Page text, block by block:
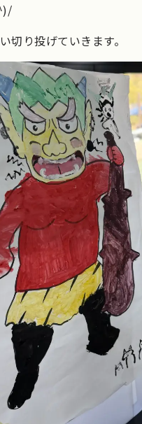
り投げていきます。